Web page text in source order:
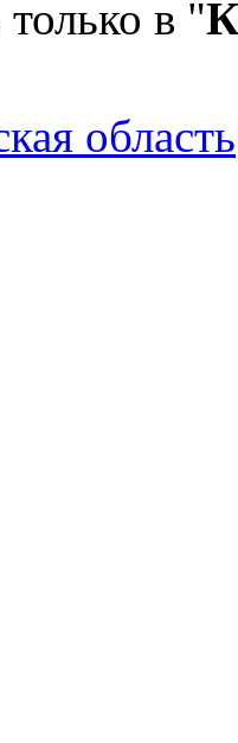
в "
область